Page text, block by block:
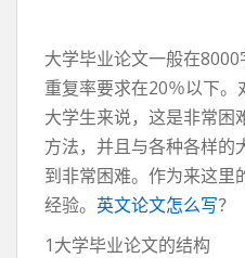
大学毕业论文一般在
重复率要求在20％以下
大学生来说，这是非常困
方法，并且与各种各样的
到非常困难。作为来这里
经验。 英文论文怎么写？
1大学毕业论文的结构